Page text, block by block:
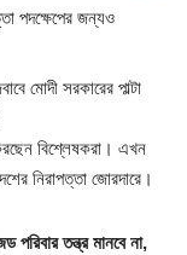
পদক্ষেপের জন্যও
মোদী সরকারের পাল্টা
বিশ্লেষকরা। এখন
নিরাপত্তা জোরদারে।
তন্ত্র মানবে না,